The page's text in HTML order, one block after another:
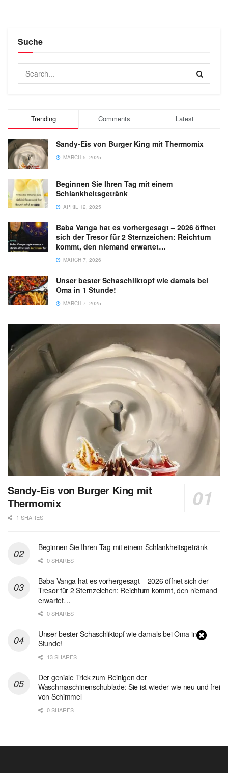
Suche
Trending Comments Latest
Sandy-Eis von Burger King mit Thermomix
MARCH 5, 2025
Beginnen Sie Ihren Tag mit einem
Schlankheitsgetränk
APRIL 12, 2025
Baba Vanga hat es vorhergesagt – 2026 öffnet
sich der Tresor für 2 Sternzeichen: Reichtum
kommt, den niemand erwartet…
MARCH 7, 2026
Unser bester Schaschliktopf wie damals bei
Oma in 1 Stunde!
MARCH 7, 2025
Sandy-Eis von Burger King mit
Thermomix
1 SHARES
Beginnen Sie Ihren Tag mit einem Schlankheitsgetränk
0 SHARES
Baba Vanga hat es vorhergesagt – 2026 öffnet sich der
Tresor für 2 Sternzeichen: Reichtum kommt, den niemand
erwartet…
0 SHARES
Unser bester Schaschliktopf wie damals bei Oma in 1
Stunde!
13 SHARES
Der geniale Trick zum Reinigen der
Waschmaschinenschublade: Sie ist wieder wie neu und frei
von Schimmel
0 SHARES